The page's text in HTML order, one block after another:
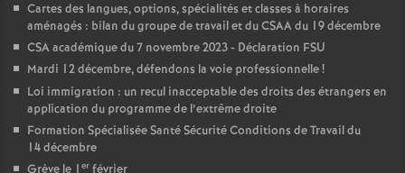
Cartes des langues, options, spécialités et classes à horaires
aménagés : bilan du groupe de travail et du CSAA du 19 décembre
CSA académique du 7 novembre 2023 - Déclaration FSU
Mardi 12 décembre, défendons la voie professionnelle!
Loi immigration : un recul inacceptable des droits des étrangers en
application du programme de l’extrême droite
Formation Spécialisée Santé Sécurité Conditions de Travail du
14 décembre
er